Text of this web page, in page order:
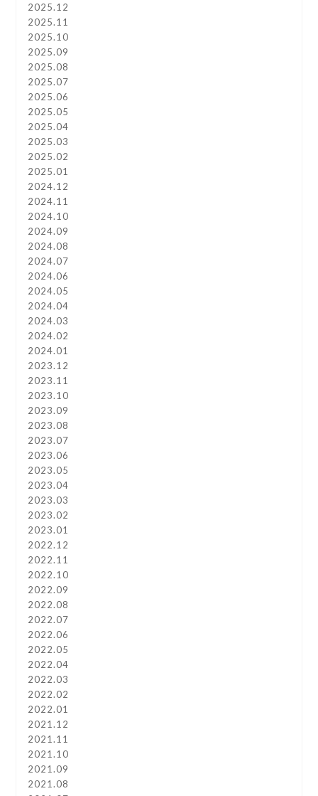
2025.12
2025.11
2025.10
2025.09
2025.08
2025.07
2025.06
2025.05
2025.04
2025.03
2025.02
2025.01
2024.12
2024.11
2024.10
2024.09
2024.08
2024.07
2024.06
2024.05
2024.04
2024.03
2024.02
2024.01
2023.12
2023.11
2023.10
2023.09
2023.08
2023.07
2023.06
2023.05
2023.04
2023.03
2023.02
2023.01
2022.12
2022.11
2022.10
2022.09
2022.08
2022.07
2022.06
2022.05
2022.04
2022.03
2022.02
2022.01
2021.12
2021.11
2021.10
2021.09
2021.08